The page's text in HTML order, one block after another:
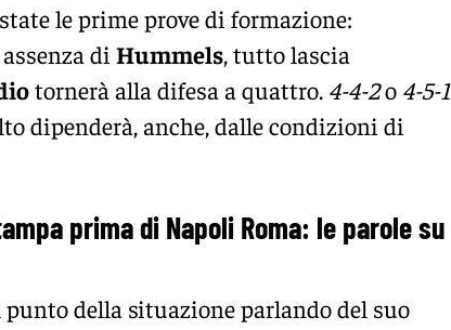
le prime prove di formazione:
di Hummels, tutto lascia
tornerà alla difesa a quattro. 4-4-2o 4-5-1
dipenderà, anche, dalle condizioni di
prima di Napoli Roma: le parole su
della situazione parlando del suo